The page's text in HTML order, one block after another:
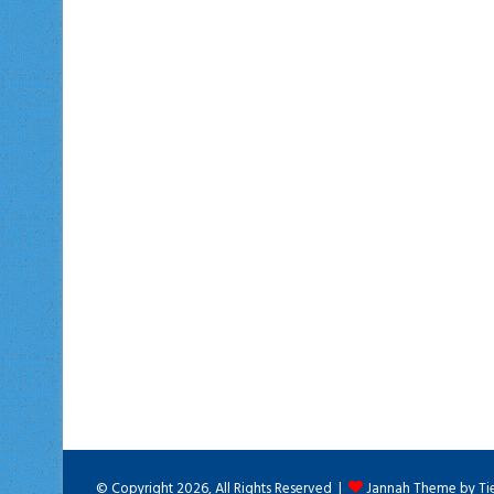
© Copyright 2026, All Rights Reserved | Jannah Theme by